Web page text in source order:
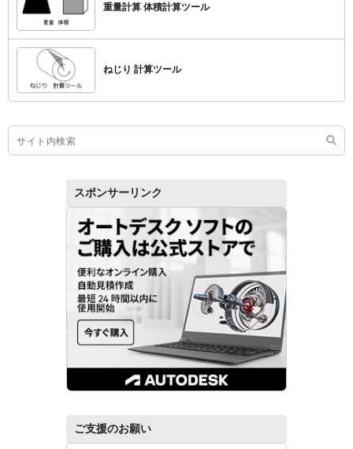
重量計算 体積計算ツール
ねじり 計算ツール
スポンサーリンク
ご支援のお願い